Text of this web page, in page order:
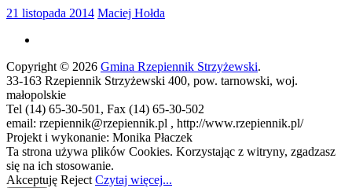
21 listopada 2014 Maciej Hołda
Copyright © 2026 Gmina Rzepiennik Strzyżewski.
33-163 Rzepiennik Strzyżewski 400, pow. tarnowski, woj.
małopolskie
Tel (14) 65-30-501, Fax (14) 65-30-502
email: rzepiennik@rzepiennik.pl , http://www.rzepiennik.pl/
Projekt i wykonanie: Monika Płaczek
Ta strona używa plików Cookies. Korzystając z witryny, zgadzasz
się na ich stosowanie.
Akceptuję Reject Czytaj więcej...